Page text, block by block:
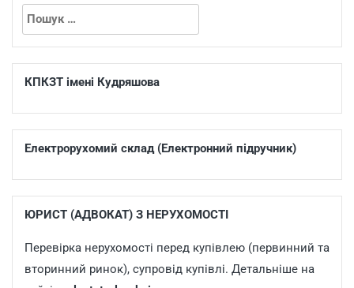
КПКЗТ імені Кудряшова
Електрорухомий склад (Електронний підручник)
ЮРИСТ (АДВОКАТ) З НЕРУХОМОСТІ
Перевірка нерухомості перед купівлею (первинний та
вторинний ринок), супровід купівлі. Детальніше на